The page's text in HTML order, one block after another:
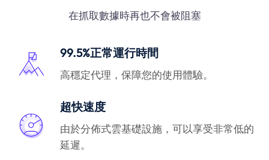
在抓取數據時再也不會被阻塞
99.5%正常運行時間
高穩定代理，保障您的使用體驗。
超快速度
由於分佈式雲基礎設施，可以享受非常低的
延遲。